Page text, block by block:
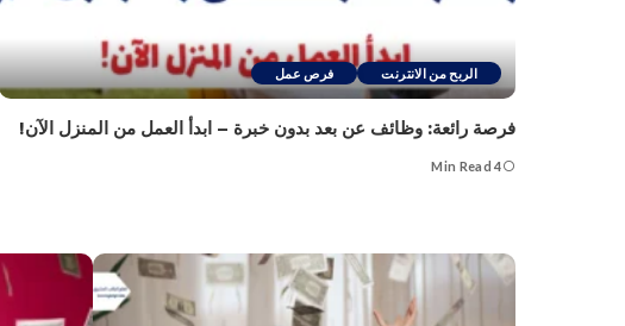
الربح من الانترنت فرص عمل
فرصة رائعة: وظائف عن بعد بدون خبرة – ابدأ العمل من المنزل الآن!
4 Min Read